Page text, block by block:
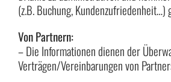
(z.B. Buchung, Kundenzufriedenheit…)
Von Partnern:
– Die Informationen dienen der
Verträgen/Vereinbarungen von